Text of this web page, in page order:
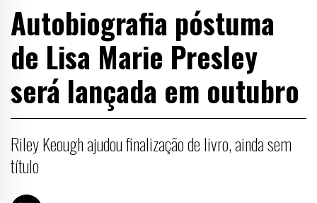
Autobiografia póstuma
de Lisa Marie Presley
será lançada em outubro
Riley Keough ajudou finalização de livro, ainda sem
título